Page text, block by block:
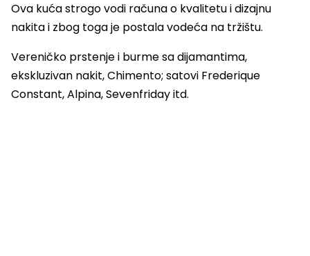
Ova kuća strogo vodi računa o kvalitetu i dizajnu
nakita i zbog toga je postala vodeća na tržištu.
Vereničko prstenje i burme sa dijamantima,
ekskluzivan nakit, Chimento; satovi Frederique
Constant, Alpina, Sevenfriday itd.